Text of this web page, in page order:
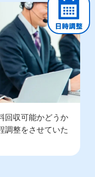
回収可能かどうか
調整をさせていた